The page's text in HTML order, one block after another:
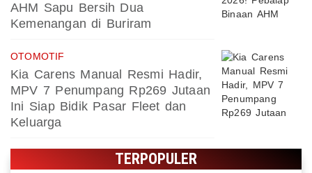
AHM Sapu Bersih Dua
Kemenangan di Buriram
OTOMOTIF
Kia Carens Manual Resmi Hadir,
MPV 7 Penumpang Rp269 Jutaan
Ini Siap Bidik Pasar Fleet dan
Keluarga
TERPOPULER